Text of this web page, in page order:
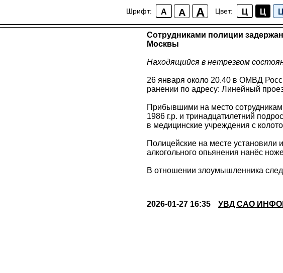
Шрифт: A A A Цвет: Ц Ц
Сотрудниками полиции
Москвы
Сотрудниками полиции
Москвы
Находящийся в нетрезвом
26 января около 20.40 в ОМВД
ранении по адресу: Линейный
Прибывшими на место
1986 г.р. и тринадцатилетний
в медицинские учреждения с
Полицейские на месте установили
алкогольного опьянения нанёс
В отношении злоумышленника
2026-01-27 16:35 УВД САО